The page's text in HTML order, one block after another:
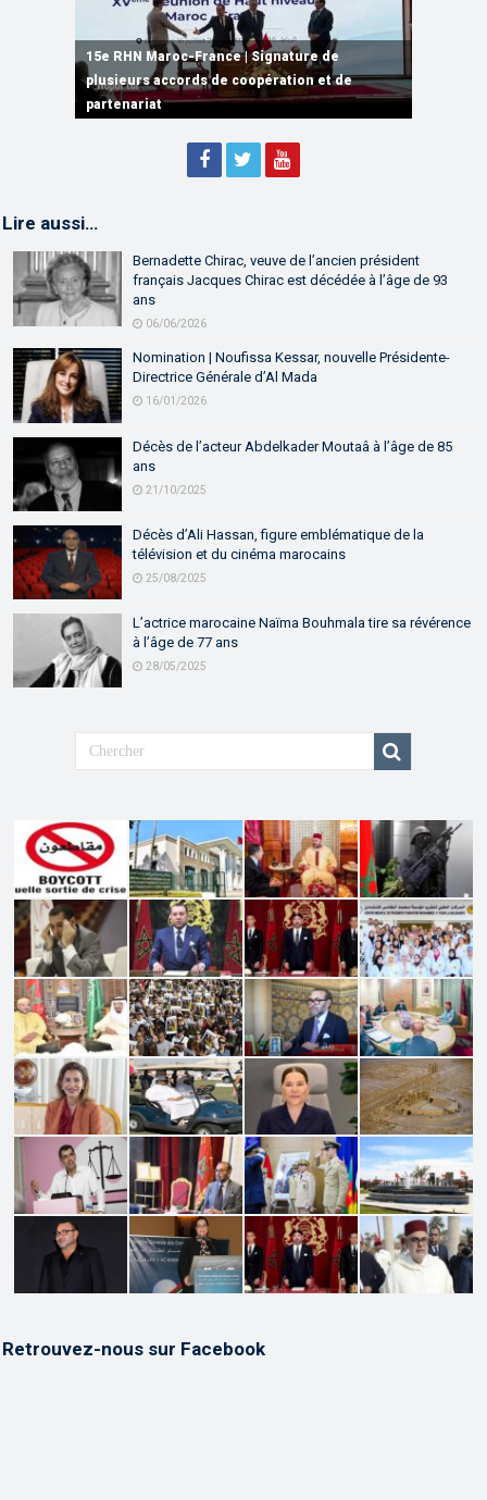
15e RHN Maroc-France | Signature de
plusieurs accords de coopération et de
partenariat
15e RHN Maroc-France | Discours de
Sébastien Lecornu premier ministre français
15e Réunion de Haut Niveau Maroc-France |
Discours de M. Aziz Akhannouch
Lire aussi…
Bernadette Chirac, veuve de l’ancien président
français Jacques Chirac est décédée à l’âge de 93
ans
06/06/2026
Nomination | Noufissa Kessar, nouvelle Présidente-
Directrice Générale d’Al Mada
16/01/2026
Décès de l’acteur Abdelkader Moutaâ à l’âge de 85
ans
21/10/2025
Décès d’Ali Hassan, figure emblématique de la
télévision et du cinéma marocains
25/08/2025
L’actrice marocaine Naïma Bouhmala tire sa révérence
à l’âge de 77 ans
28/05/2025
Retrouvez-nous sur Facebook